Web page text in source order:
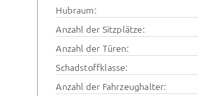
Hubraum:
Anzahl der Sitzplätze:
Anzahl der Türen:
Schadstoffklasse:
Anzahl der Fahrzeughalter: